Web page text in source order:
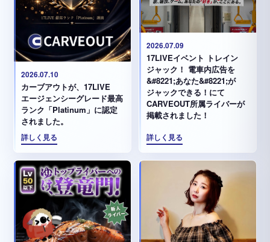
2026.07.10
カーブアウトが、17LIVE
エージェンシーグレード最高
ランク「Platinum」に認定
されました。
詳しく見る
2026.07.09
17LIVEイベント トレイン
ジャック！ 電車内広告を
&#8221;あなた&#8221;が
ジャックできる！にて
CARVEOUT所属ライバーが
掲載されました！
詳しく見る